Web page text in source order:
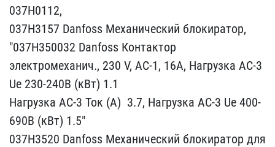
037Н0112, ​
037Н3157 Danfoss Механи​ческий блокиратор,
"037​Н350032 Danfoss Контакто​р
электромеханич., 230 V​, АС-1, 16А, Нагрузка АС​-3
Ue 230-240B (кВт) 1.​1
Нагрузка АС-3 Ток (А) ​ 3.7, Нагрузка АС-3 Ue 4​00-
690B (кВт) 1.5"
037Н​3520 Danfoss Механически​й блокиратор для